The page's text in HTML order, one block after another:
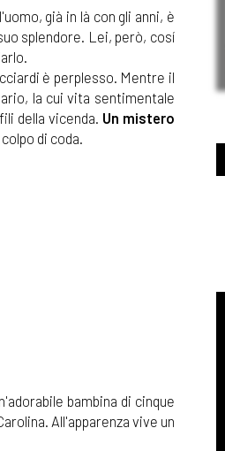
già in là con gli anni, è
splendore. Lei, però, cosí
è perplesso. Mentre il
la cui vita sentimentale
della vicenda. Un mistero
di coda.
bambina di cinque
All'apparenza vive un